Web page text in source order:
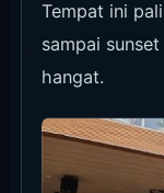
syarat seat
bisa berubah
sunset,
waktu